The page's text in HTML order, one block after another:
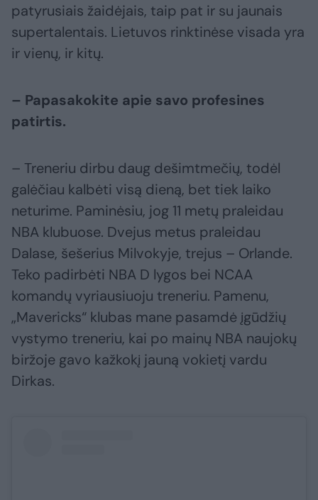
patyrusiais žaidėjais, taip pat ir su jaunais
supertalentais. Lietuvos rinktinėse visada yra
ir vienų, ir kitų.
– Papasakokite apie savo profesines
patirtis.
– Treneriu dirbu daug dešimtmečių, todėl
galėčiau kalbėti visą dieną, bet tiek laiko
neturime. Paminėsiu, jog 11 metų praleidau
NBA klubuose. Dvejus metus praleidau
Dalase, šešerius Milvokyje, trejus – Orlande.
Teko padirbėti NBA D lygos bei NCAA
komandų vyriausiuoju treneriu. Pamenu,
„Mavericks“ klubas mane pasamdė įgūdžių
vystymo treneriu, kai po mainų NBA naujokų
biržoje gavo kažkokį jauną vokietį vardu
Dirkas.